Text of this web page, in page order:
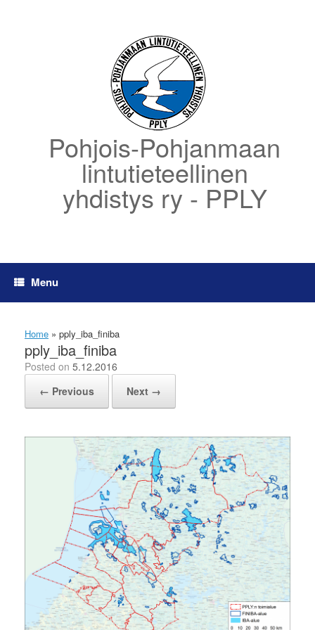
Pohjois-Pohjanmaan
lintutieteellinen
yhdistys ry - PPLY
Menu
Home » pply_iba_finiba
pply_iba_finiba
Posted on 5.12.2016
← Previous
Next →